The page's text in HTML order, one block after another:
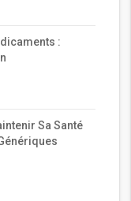
:
Sa Santé